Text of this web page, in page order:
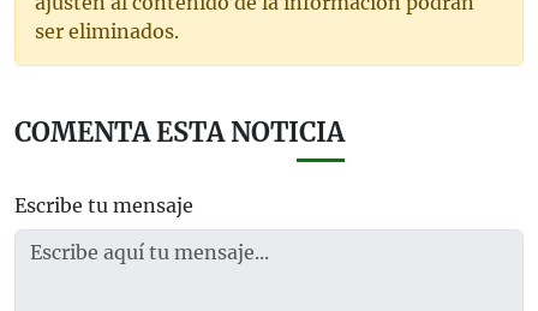
ser eliminados.
COMENTA ESTA NOTICIA
Escribe tu mensaje